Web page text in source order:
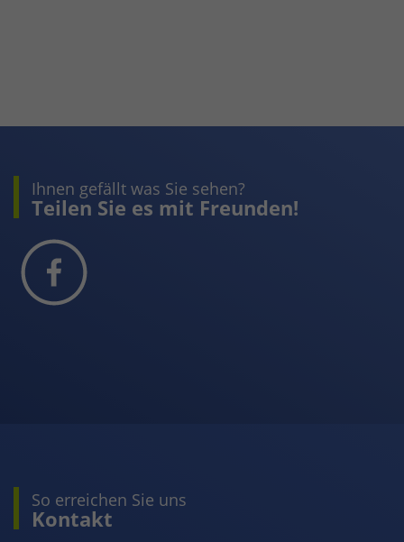
Ihnen gefällt was Sie sehen?
Teilen Sie es mit Freunden!
So erreichen Sie uns
Kontakt